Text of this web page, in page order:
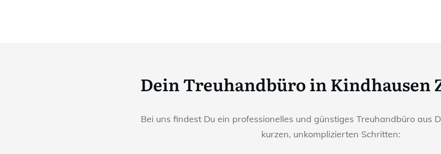
Dein Treuhandbüro in Kindhausen
Bei uns findest Du ein professionelles und günstiges Treuhandbüro aus
kurzen, unkomplizierten Schritten: